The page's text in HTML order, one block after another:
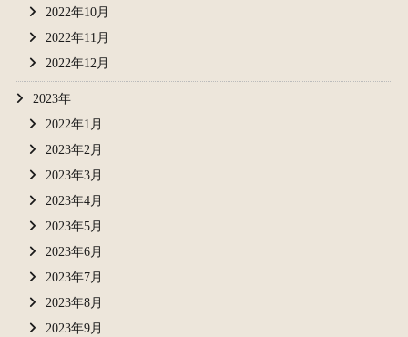
2022年10月
2022年11月
2022年12月
2023年
2022年1月
2023年2月
2023年3月
2023年4月
2023年5月
2023年6月
2023年7月
2023年8月
2023年9月